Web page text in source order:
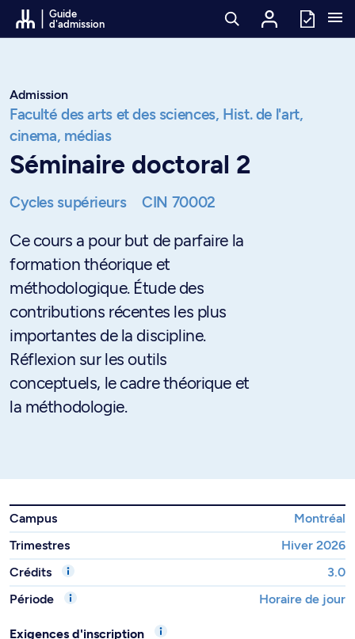
Passer au contenu
Guide
d'admission
Admission
Faculté des arts et des sciences, Hist. de l'art,
cinema, médias
Séminaire doctoral 2
Cycles supérieurs CIN 70002
Ce cours a pour but de parfaire la
formation théorique et
méthodologique. Étude des
contributions récentes les plus
importantes de la discipline.
Réflexion sur les outils
conceptuels, le cadre théorique et
la méthodologie.
Campus
Montréal
Trimestres
Hiver 2026
Crédits
3.0
Période
Horaire de jour
Exigences d'inscription